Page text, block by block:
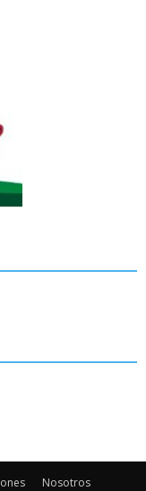
Nosotros